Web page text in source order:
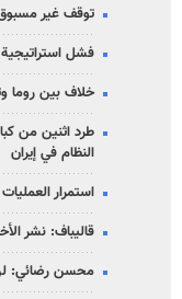
توقف غير مسبوق
فشل
خلاف بين روما
طرد اثنين من
النظام في إيران
استمرار
قاليباف: نشر
محسن رضائي: